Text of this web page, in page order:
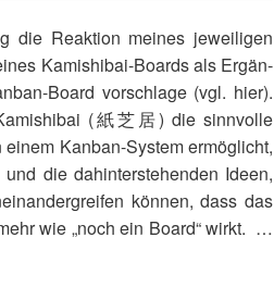
die Reak­ti­on mei­nes jewei­li­gen
Kami­shi­bai-Boards als Ergän­
Board vor­schla­ge (vgl. hier).
(紙芝居) die sinn­vol­le
Kan­ban-Sys­tem ermög­licht,
die dahin­ter­ste­hen­den Ideen,
kön­nen, dass das
wie „noch ein Board“ wirkt. …